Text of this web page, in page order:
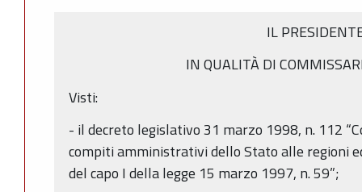
IL
IN QUALITÀ DI
Visti:
- il decreto legislativo 31 marzo 1998, n. 112
compiti amministrativi dello Stato alle regioni
del capo I della legge 15 marzo 1997, n. 59”;